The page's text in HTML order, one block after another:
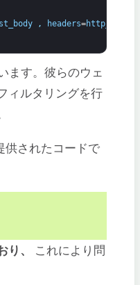
, headers=http_headers
ます。彼らのウェ
ィルタリングを行
供されたコードで
、 これにより問